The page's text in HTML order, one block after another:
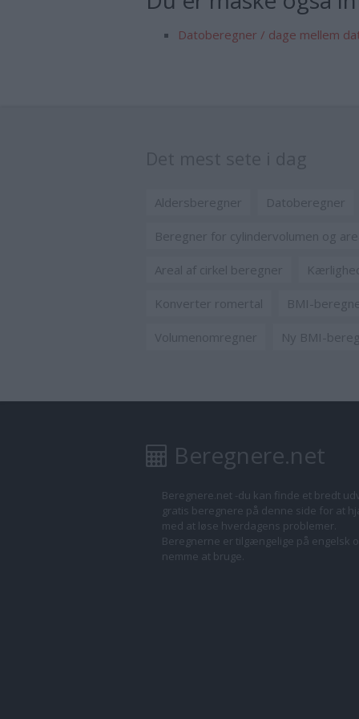
Datoberegner / dage mellem
Aldersberegner Datoberegner
Beregner for cylindervolumen og
Areal af cirkel beregner
Konverter romertal BMI-
Volumenomregner Ny BMI-
Beregnere.net
Beregnere.net -du kan finde et bredt
gratis beregnere på denne side for at
med at løse hverdagens problemer.
Beregnerne er tilgængelige på engelsk
nemme at bruge.